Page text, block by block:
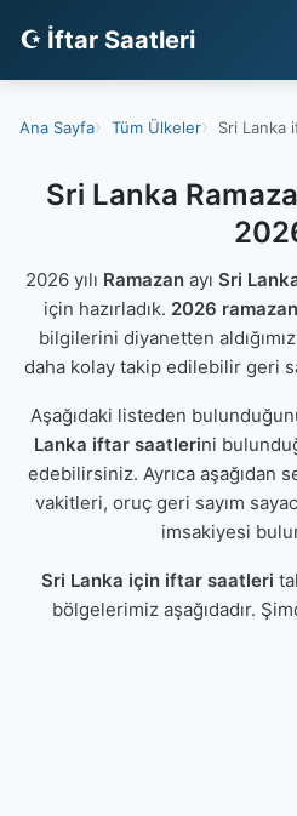
☪ İftar Saatleri
Ana Sayfa Tüm Ülkeler Sri Lanka
Sri Lanka
2026 yılı Ramazanayı Sri
için hazırladık. 2026
bilgilerini diyanetten
daha kolay takip edilebilir geri
Aşağıdaki listeden
Lanka iftar saatlerini
edebilirsiniz. Ayrıca aşağıdan
vakitleri, oruç geri sayım
imsakiyesi
Sri Lanka için iftar saatleri
bölgelerimiz aşağıdadır.